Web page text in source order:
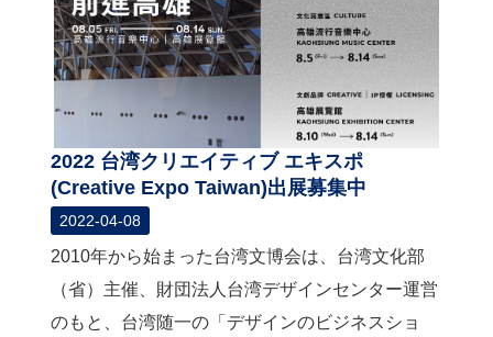
2022 台湾クリエイティブ エキスポ
(Creative Expo Taiwan)出展募集中
2022-04-08
2010年から始まった台湾文博会は、台湾文化部
（省）主催、財団法人台湾デザインセンター運営
のもと、台湾随一の「デザインのビジネスショ